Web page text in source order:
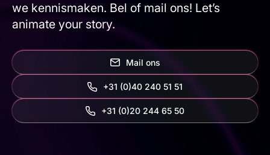
we kennismaken. Bel of mail ons! Let’s
animate your story.
Mail ons
+31 (0)40 240 51 51
‭+31 (0)20 244 65 50‬